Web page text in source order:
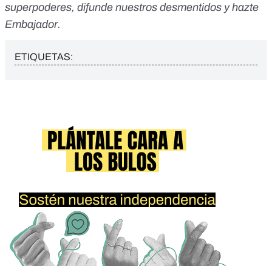
superpoderes, difunde nuestros desmentidos y hazte
Embajador.
ETIQUETAS: